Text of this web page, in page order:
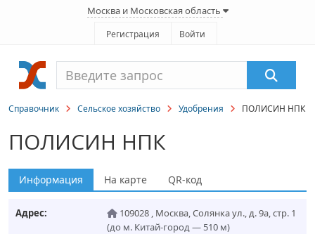
Москва и Московская область
Регистрация Войти
Справочник Сельское хозяйство Удобрения ПОЛИСИН НПК
ПОЛИСИН НПК
Информация На карте QR-код
Адрес: 109028 , Москва,Солянка ул., д. 9а, стр. 1
(до м. Китай-город — 510 м)